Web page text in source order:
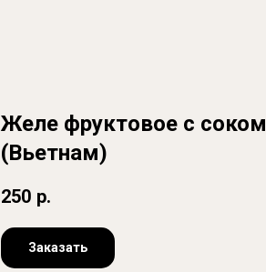
Желе фруктовое с соком
(Вьетнам)
250 р.
Заказать